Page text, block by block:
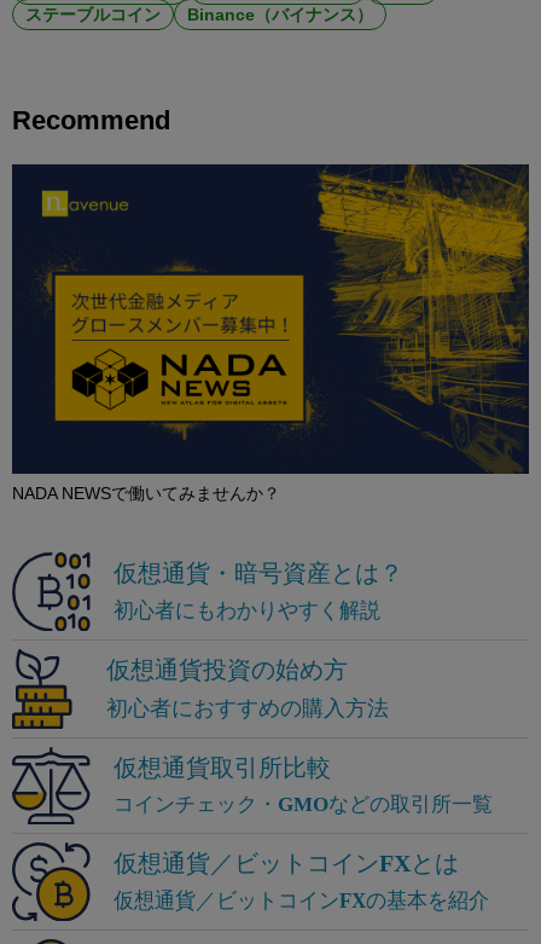
ステーブルコイン
Binance（バイナンス）
Recommend
NADA NEWSで働いてみませんか？